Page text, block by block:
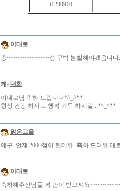
t1230910
이대로
충~~~~~~~~~~~~성 꾸벅 분발해야겠음니
대화
이대로님 축하 드립니다*^_^**
항상 건강 하시고 행복 가득 하시길...*^_^**
맑은고을
에구..언제 2000점이 된데유..축하 드려유 대
이대로
축하해주신님들 복 만이 받으셔요